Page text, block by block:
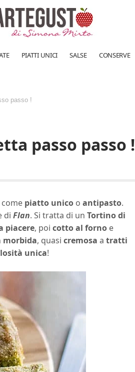
PIATTI UNICI SALSE CONSERVE
passo !
passo passo !
piatto unico o antipasto.
di Flan. Si tratta di un Tortino di
piacere, poi cotto al forno e
morbida, quasi cremosa a tratti
unica!